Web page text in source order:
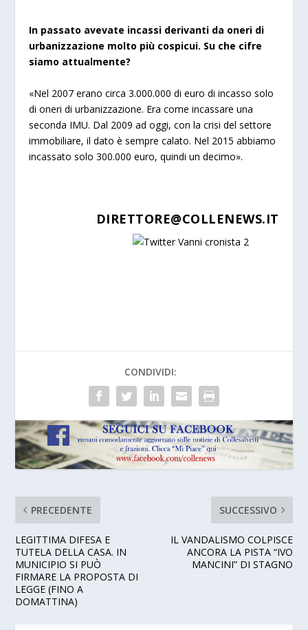
In passato avevate incassi derivanti da oneri di
urbanizzazione molto più cospicui. Su che cifre
siamo attualmente?
«Nel 2007 erano circa 3.000.000 di euro di incasso solo
di oneri di urbanizzazione. Era come incassare una
seconda IMU. Dal 2009 ad oggi, con la crisi del settore
immobiliare, il dato è sempre calato. Nel 2015 abbiamo
incassato solo 300.000 euro, quindi un decimo».
DIRETTORE@COLLENEWS.IT
CONDIVIDI:
PRECEDENTE
LEGITTIMA DIFESA E
TUTELA DELLA CASA. IN
MUNICIPIO SI PUÒ
FIRMARE LA PROPOSTA DI
LEGGE (FINO A
DOMATTINA)
SUCCESSIVO
IL VANDALISMO COLPISCE
ANCORA LA PISTA “IVO
MANCINI” DI STAGNO